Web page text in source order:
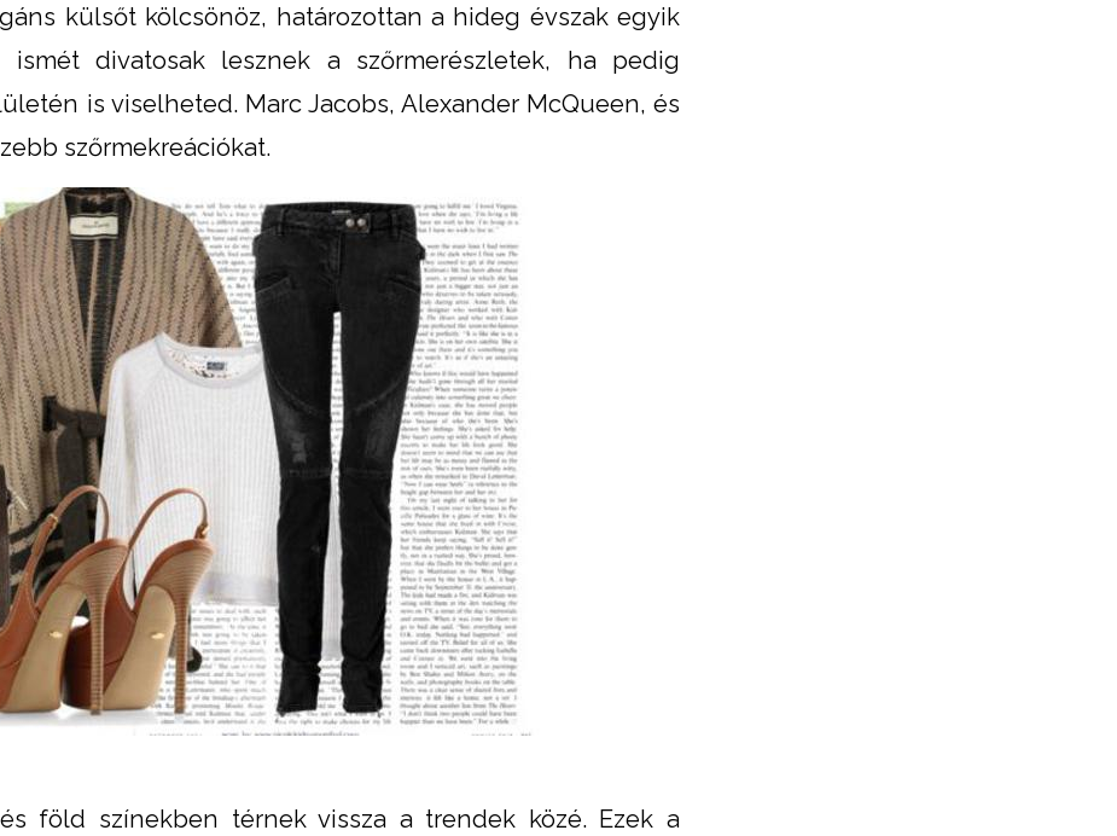
külsőt kölcsönöz, határozottan a hideg évszak egyik
ismét divatosak lesznek a szőrmerészletek, ha pedig
is viselheted. Marc Jacobs, Alexander McQueen, és
szőrmekreációkat.
föld színekben térnek vissza a trendek közé. Ezek a